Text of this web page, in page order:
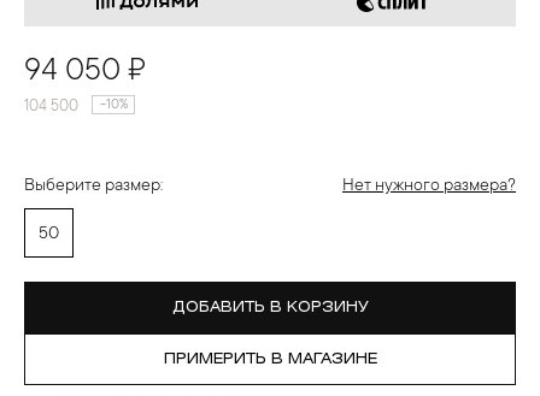
94 050 ₽
104 500 -10%
Выберите размер: Нет нужного размера?
50
ДОБАВИТЬ В КОРЗИНУ
ПРИМЕРИТЬ В МАГАЗИНЕ